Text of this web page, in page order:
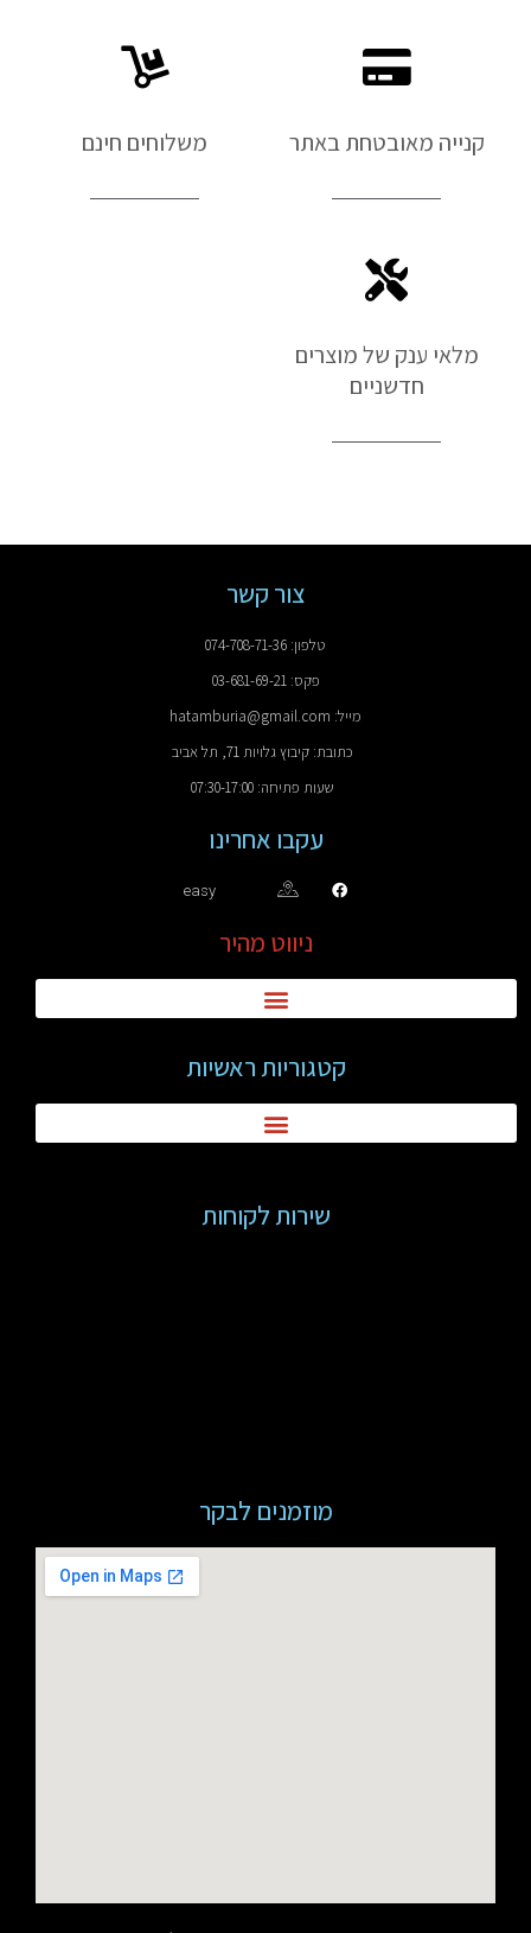
קנייה מאובטחת באתר משלוחים חינם
מלאי ענק של מוצרים
חדשניים
צור קשר
טלפון: 074-708-71-36
פקס: 03-681-69-21
מייל: hatamburia@gmail.com
כתובת: קיבוץ גלויות 71, תל אביב
שעות פתיחה: 07:30-17:00
עקבו אחרינו
easy
ניווט מהיר
קטגוריות ראשיות
שירות לקוחות
מוזמנים לבקר